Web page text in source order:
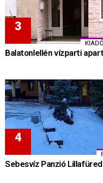
Balatonlellén vízparti
Sebesvíz Panzió Lillafüred